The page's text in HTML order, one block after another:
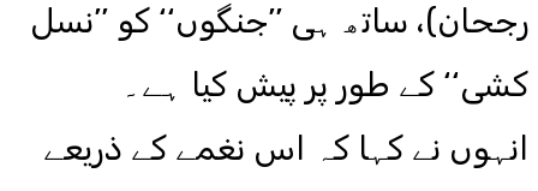
رجحان)، ساتھ ہی ’’جنگوں‘‘ کو ’’نسل
کشی‘‘ کے طور پر پیش کیا ہے۔
انہوں نے کہا کہ اس نغمے کے ذریعے